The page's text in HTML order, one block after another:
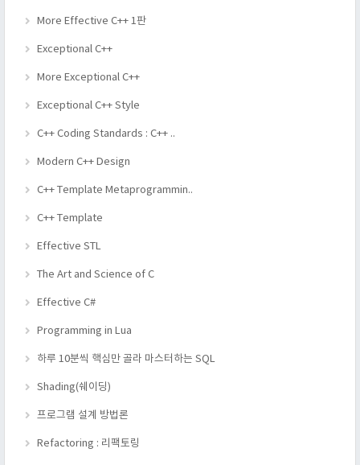
More Effective C++ 1판
Exceptional C++
More Exceptional C++
Exceptional C++ Style
C++ Coding Standards : C++ ..
Modern C++ Design
C++ Template Metaprogrammin..
C++ Template
Effective STL
The Art and Science of C
Effective C#
Programming in Lua
하루 10분씩 핵심만 골라 마스터하는 SQL
Shading(쉐이딩)
프로그램 설계 방법론
Refactoring : 리팩토링